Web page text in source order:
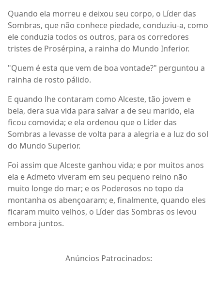
Quando ela morreu e deixou seu corpo, o Líder das
Sombras, que não conhece piedade, conduziu-a, como
ele conduzia todos os outros, para os corredores
tristes de Prosérpina, a rainha do Mundo Inferior.
"Quem é esta que vem de boa vontade?" perguntou a
rainha de rosto pálido.
E quando lhe contaram como Alceste, tão jovem e
bela, dera sua vida para salvar a de seu marido, ela
ficou comovida; e ela ordenou que o Líder das
Sombras a levasse de volta para a alegria e a luz do sol
do Mundo Superior.
Foi assim que Alceste ganhou vida; e por muitos anos
ela e Admeto viveram em seu pequeno reino não
muito longe do mar; e os Poderosos no topo da
montanha os abençoaram; e, finalmente, quando eles
ficaram muito velhos, o Líder das Sombras os levou
embora juntos.
Anúncios Patrocinados: